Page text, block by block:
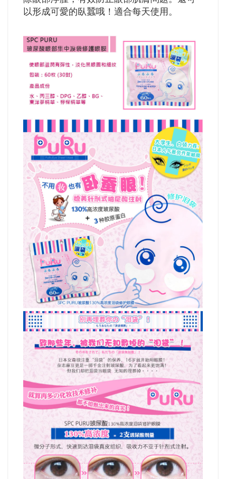
以形成可愛的臥蠶哦！適合每天使用。